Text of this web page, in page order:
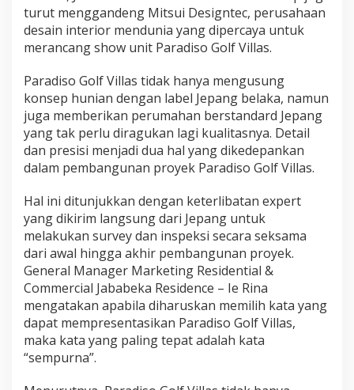
turut menggandeng Mitsui Designtec, perusahaan
desain interior mendunia yang dipercaya untuk
merancang show unit Paradiso Golf Villas.
Paradiso Golf Villas tidak hanya mengusung
konsep hunian dengan label Jepang belaka, namun
juga memberikan perumahan berstandard Jepang
yang tak perlu diragukan lagi kualitasnya. Detail
dan presisi menjadi dua hal yang dikedepankan
dalam pembangunan proyek Paradiso Golf Villas.
Hal ini ditunjukkan dengan keterlibatan expert
yang dikirim langsung dari Jepang untuk
melakukan survey dan inspeksi secara seksama
dari awal hingga akhir pembangunan proyek.
General Manager Marketing Residential &
Commercial Jababeka Residence – Ie Rina
mengatakan apabila diharuskan memilih kata yang
dapat mempresentasikan Paradiso Golf Villas,
maka kata yang paling tepat adalah kata
“sempurna”.